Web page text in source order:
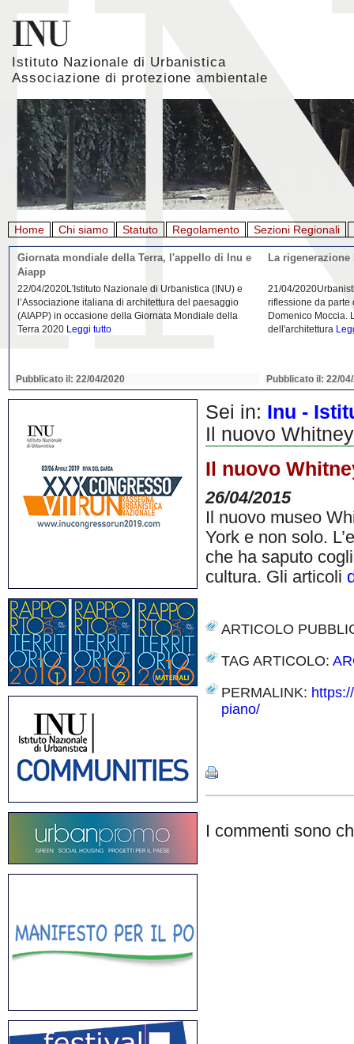
Istituto Nazionale di Urbanistica
Associazione di protezione ambientale
Home Chi siamo Statuto Regolamento Sezioni Regionali
Giornata mondiale della Terra, l'appello di Inu e
Aiapp
22/04/2020L'Istituto Nazionale di Urbanistica (INU) e
l’Associazione italiana di architettura del paesaggio
(AIAPP) in occasione della Giornata Mondiale della
Terra 2020 Leggi tutto
Pubblicato il: 22/04/2020
La
21/04/
riflessione da parte
Domenico Moccia.
dell'architettura
Pubblicato il: 22/
Sei in: Inu -
Il nuovo
Il nuovo
26/04/2015
Il nuovo museo
York e non solo.
che ha saputo
cultura. Gli articoli
ARTICOLO
TAG ARTICOLO:
PERMALINK:
piano/
I commenti sono